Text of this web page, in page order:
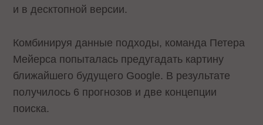
и в десктопной версии.
Комбинируя данные подходы, команда Петера
Мейерса попыталась предугадать картину
ближайшего будущего Google. В результате
получилось 6 прогнозов и две концепции
поиска.